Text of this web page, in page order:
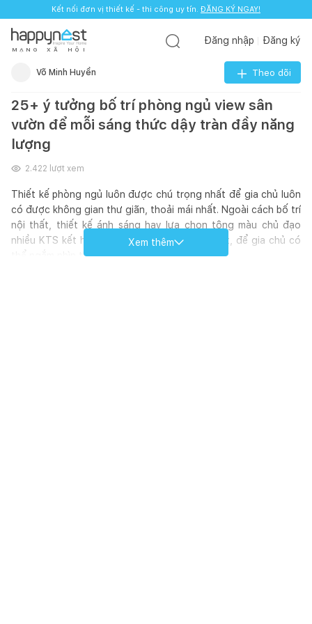
Kết nối đơn vị thiết kế - thi công uy tín. ĐĂNG KÝ NGAY!
M Ạ N G X Ã H Ộ I
Đăng nhập Đăng ký
Võ Minh Huyền Theo dõi
25+ ý tưởng bố trí phòng ngủ view sân
vườn để mỗi sáng thức dậy tràn đầy năng
lượng
2.422 lượt xem
Thiết kế phòng ngủ luôn được chú trọng nhất để gia chủ luôn
có được không gian thư giãn, thoải mái nhất. Ngoài cách bố trí
nội thất, thiết kế ánh sáng hay lựa chọn tông màu chủ đạo
nhiều KTS kết hợp thiết kế sân vườn xanh mát, để gia chủ có
thể ngắm nhìn thiên nhiên mỗi khi thức giấc.
Xem thêm